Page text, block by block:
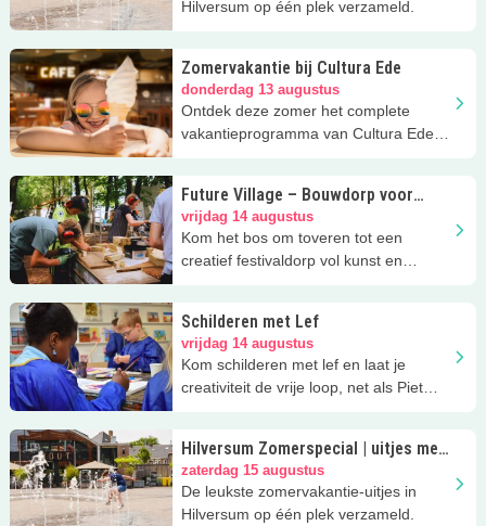
Hilversum op één plek verzameld.
Zomervakantie bij Cultura Ede
donderdag 13 augustus
Ontdek deze zomer het complete
vakantieprogramma van Cultura Ede
Future Village – Bouwdorp voor
jongeren
vrijdag 14 augustus
Kom het bos om toveren tot een
creatief festivaldorp vol kunst en
Schilderen met Lef
vrijdag 14 augustus
Kom schilderen met lef en laat je
creativiteit de vrije loop, net als Piet
Hilversum Zomerspecial | uitjes met
kinderen
zaterdag 15 augustus
De leukste zomervakantie-uitjes in
Hilversum op één plek verzameld.